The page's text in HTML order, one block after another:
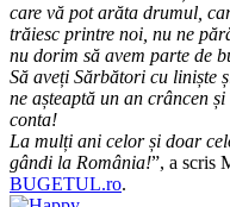
care vă pot arăta drumul,
trăiesc printre noi, nu ne
nu dorim să avem parte de
Să aveți Sărbători cu liniște
ne așteaptă un an crâncen
conta!
La mulți ani celor și doar
gândi la România!”, a scris
BUGETUL.ro.